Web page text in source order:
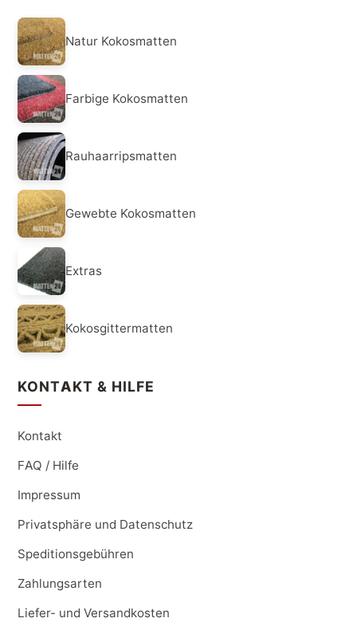
Natur Kokosmatten
Farbige Kokosmatten
Rauhaarripsmatten
Gewebte Kokosmatten
Extras
Kokosgittermatten
KONTAKT & HILFE
Kontakt
FAQ / Hilfe
Impressum
Privatsphäre und Datenschutz
Speditionsgebühren
Zahlungsarten
Liefer- und Versandkosten